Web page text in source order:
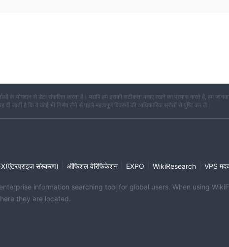
के योगदान से डेटा संकलित करता है। यद्यपि हम इसकी सटीकता बनाए रखने का प्रयास करते हैं, हम
जाती है कि वे कोई भी निर्णय लेने से पहले महत्वपूर्ण विवरणों की आधिकारिक स्रोतों से पुष्टि कर लें।
संस्करण) ऑफिशल वेरिफिकेशन EXPO WikiResearch VPS
information searching tool for global users. When using
they are located.